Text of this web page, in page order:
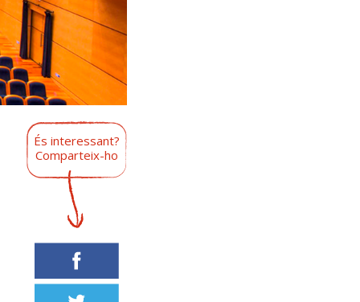
És interessant?
Comparteix-ho